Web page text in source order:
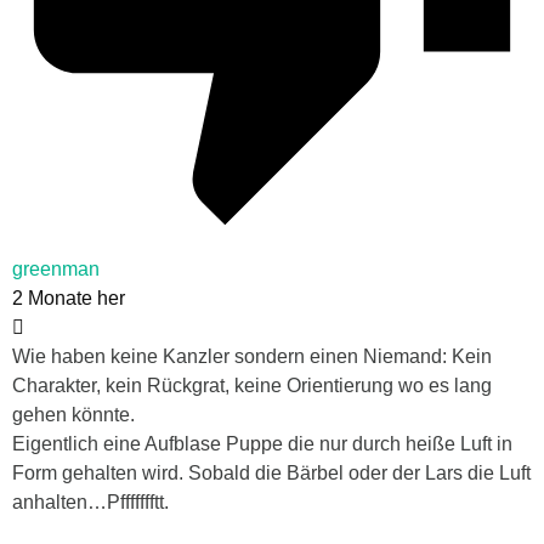
greenman
2 Monate her
Wie haben keine Kanzler sondern einen Niemand: Kein
Charakter, kein Rückgrat, keine Orientierung wo es lang
gehen könnte.
Eigentlich eine Aufblase Puppe die nur durch heiße Luft in
Form gehalten wird. Sobald die Bärbel oder der Lars die Luft
anhalten…Pffffffftt.